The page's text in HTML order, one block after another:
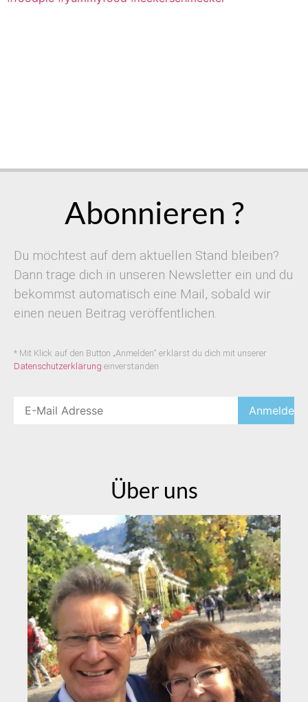
Abonnieren ?
Du möchtest auf dem aktuellen Stand bleiben?
Dann trage dich in unseren Newsletter ein und du
bekommst automatisch eine Mail, sobald wir
einen neuen Beitrag veröffentlichen.
* Mit Klick auf den Button „Anmelden“ erklärst du dich mit unserer
Datenschutzerklärung einverstanden
Über uns